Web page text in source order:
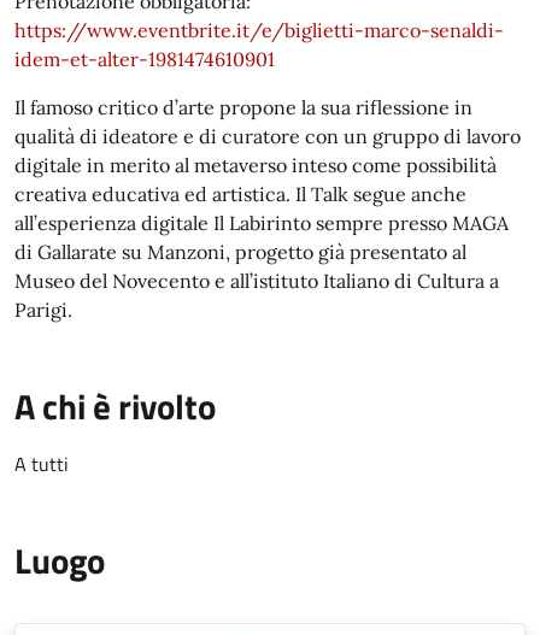
https://www.eventbrite.it/e/biglietti-marco-senaldi-
idem-et-alter-1981474610901
Il famoso critico d’arte propone la sua riflessione in
qualità di ideatore e di curatore con un gruppo di lavoro
digitale in merito al metaverso inteso come possibilità
creativa educativa ed artistica. Il Talk segue anche
all’esperienza digitale Il Labirinto sempre presso MAGA
di Gallarate su Manzoni, progetto già presentato al
Museo del Novecento e all’istituto Italiano di Cultura a
Parigi.
A chi è rivolto
A tutti
Luogo